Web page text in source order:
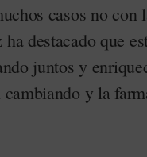
casos no con
destacado que
juntos y
cambiando y la